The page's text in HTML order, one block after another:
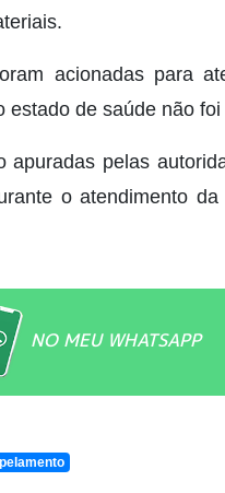
acionadas para
de saúde não
apuradas pelas
o atendimento
NO MEU WHATSAPP